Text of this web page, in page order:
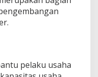
pelaku usaha